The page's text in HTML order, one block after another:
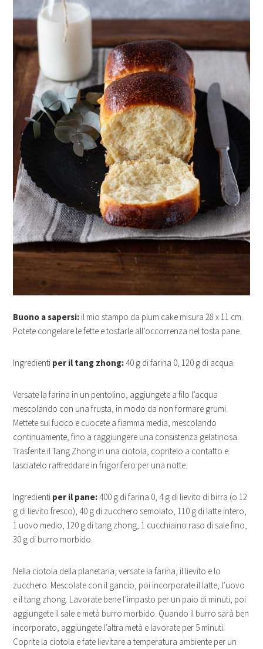
Buono a sapersi: il mio stampo da plum cake misura 28 x 11 cm.
Potete congelare le fette e tostarle all’occorrenza nel tosta pane.
Ingredienti per il tang zhong:40 g di farina 0, 120 g di acqua.
Versate la farina in un pentolino, aggiungete a filo l’acqua
mescolando con una frusta, in modo da non formare grumi.
Mettete sul fuoco e cuocete a fiamma media, mescolando
continuamente, fino a raggiungere una consistenza gelatinosa.
Trasferite il Tang Zhong in una ciotola, copritelo a contatto e
lasciatelo raffreddare in frigorifero per una notte.
Ingredienti per il pane:400 g di farina 0, 4 g di lievito di birra (o 12
g di lievito fresco), 40 g di zucchero semolato, 110 g di latte intero,
1 uovo medio, 120 g di tang zhong, 1 cucchiaino raso di sale fino,
30 g di burro morbido.
Nella ciotola della planetaria, versate la farina, il lievito e lo
zucchero. Mescolate con il gancio, poi incorporate il latte, l’uovo
e il tang zhong. Lavorate bene l’impasto per un paio di minuti, poi
aggiungete il sale e metà burro morbido. Quando il burro sarà ben
incorporato, aggiungete l’altra metà e lavorate per 5 minuti.
Coprite la ciotola e fate lievitare a temperatura ambiente per un